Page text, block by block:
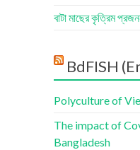
বাটা মাছের কৃত্রিম
BdFISH
Polyculture of
The impact of
Bangladesh